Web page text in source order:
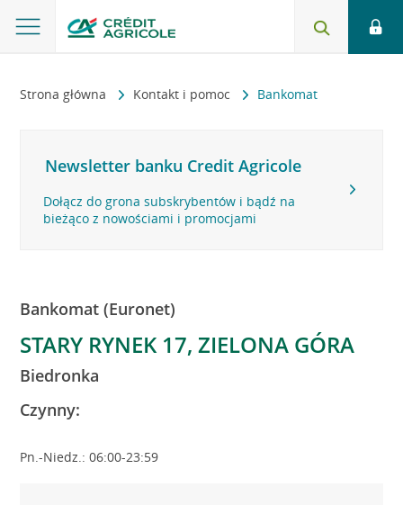
Strona główna Kontakt i pomoc Bankomat
Newsletter banku Credit Agricole
Dołącz do grona subskrybentów i bądź na
bieżąco z nowościami i promocjami
Bankomat (Euronet)
STARY RYNEK 17, ZIELONA GÓRA
Biedronka
Czynny:
Pn.-Niedz.: 06:00-23:59